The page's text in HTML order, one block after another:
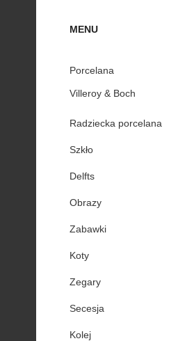
MENU
Porcelana
Villeroy & Boch
Radziecka porcelana
Szkło
Delfts
Obrazy
Zabawki
Koty
Zegary
Secesja
Kolej